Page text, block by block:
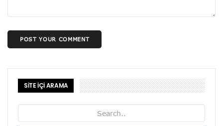
POST YOUR COMMENT
SİTE İÇİ ARAMA